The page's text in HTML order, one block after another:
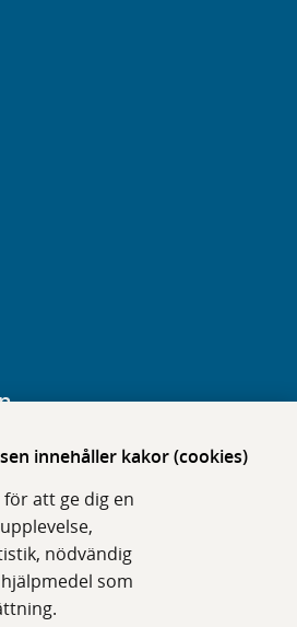
innehåller kakor (cookies)
att ge dig en
nödvändig
som